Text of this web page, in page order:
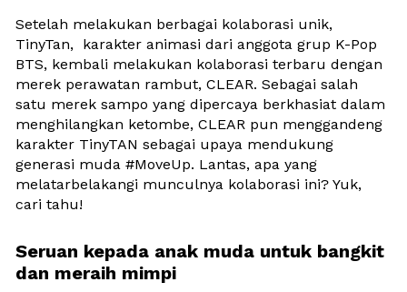
Setelah melakukan berbagai kolaborasi unik,
TinyTan,  karakter animasi dari anggota grup K-Pop
BTS, kembali melakukan kolaborasi terbaru dengan
merek perawatan rambut, CLEAR. Sebagai salah
satu merek sampo yang dipercaya berkhasiat dalam
menghilangkan ketombe, CLEAR pun menggandeng
karakter TinyTAN sebagai upaya mendukung
generasi muda #MoveUp. Lantas, apa yang
melatarbelakangi munculnya kolaborasi ini? Yuk,
cari tahu!
Seruan kepada anak muda untuk bangkit
dan meraih mimpi